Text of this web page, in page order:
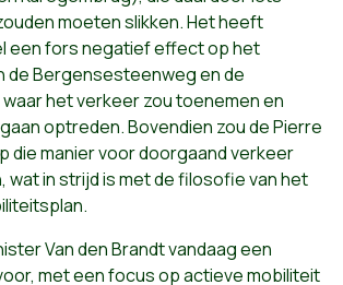
moeten slikken. Het heeft
een fors negatief effect op het
de Bergensesteenweg en de
het verkeer zou toenemen en
optreden. Bovendien zou de Pierre
die manier voor doorgaand verkeer
wat in strijd is met de filosofie van het
Van den Brandt vandaag een
met een focus op actieve mobiliteit